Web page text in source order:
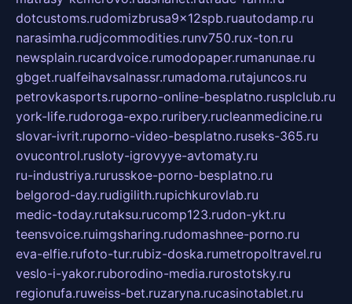
dotcustoms.rudomizbrusa9x12spb.ruautodamp.ru
narasimha.rudjcommodities.runv750.rux-ton.ru
newsplain.rucardvoice.rumodopaper.rumanunae.ru
gbget.rualfeihavsalnassr.rumadoma.rutajuncos.ru
petrovkasports.ruporno-online-besplatno.rusplclub.ru
york-life.rudoroga-expo.ruribery.rucleanmedicine.ru
slovar-ivrit.ruporno-video-besplatno.ruseks-365.ru
ovucontrol.rusloty-igrovyye-avtomaty.ru
ru-industriya.rurusskoe-porno-besplatno.ru
belgorod-day.rudigilith.rupichkurovlab.ru
medic-today.rutaksu.rucomp123.rudon-ykt.ru
teensvoice.ruimgsharing.rudomashnee-porno.ru
eva-elfie.rufoto-tur.rubiz-doska.rumetropoltravel.ru
veslo-i-yakor.ruborodino-media.rurostotsky.ru
regionufa.ruweiss-bet.ruzaryna.rucasinotablet.ru